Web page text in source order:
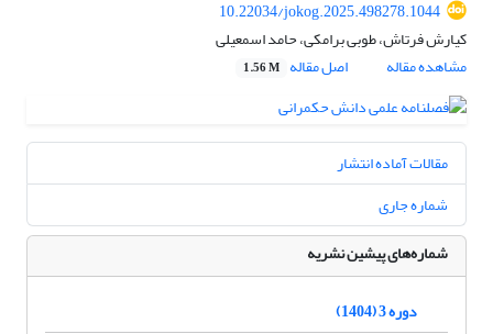
10.22034/jokog.2025.498278.1044
کیارش فرتاش، طوبی برامکی، حامد اسمعیلی
مشاهده مقاله
اصل مقاله 1.56 M
مقالات آماده انتشار
شماره جاری
شماره‌های پیشین نشریه
دوره 3 (1404)